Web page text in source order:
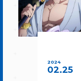
2024
02.25